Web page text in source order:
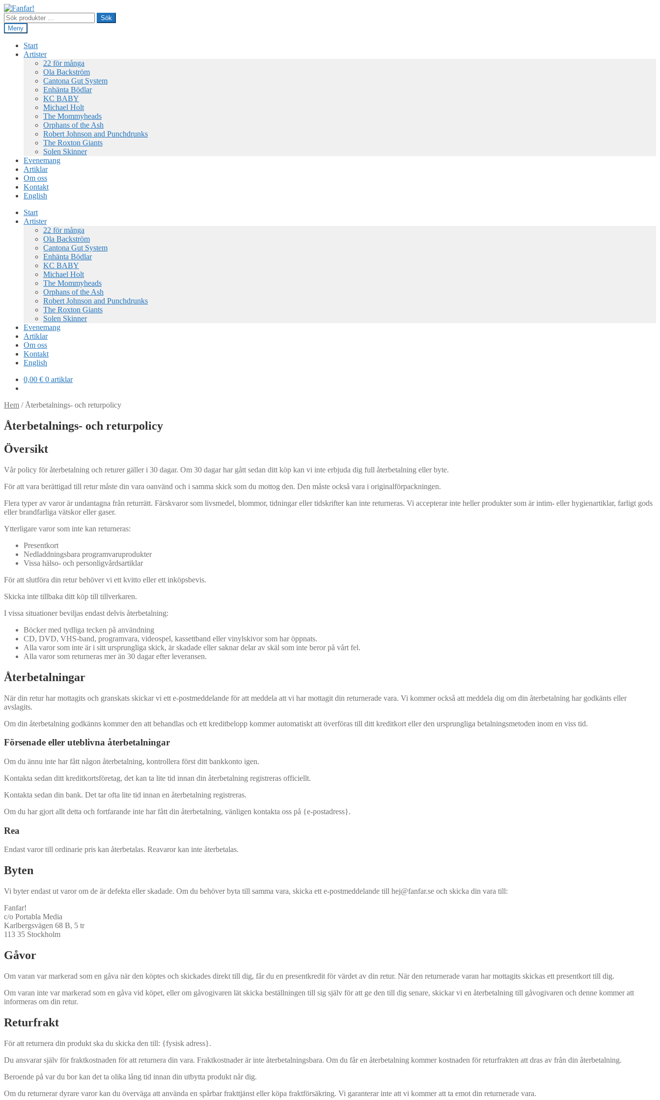
Hoppa
till
navigering
Hoppa
till
innehåll
Sök
efter:
Sök
Meny
Start
Artister
22 för många
Ola Backström
Cantona Gut System
Enhänta Bödlar
KC BABY
Michael Holt
The Mommyheads
Orphans of the Ash
Robert Johnson and Punchdrunks
The Roxton Giants
Solen Skinner
Evenemang
Artiklar
Om oss
Kontakt
English
Start
Artister
22 för många
Ola Backström
Cantona Gut System
Enhänta Bödlar
KC BABY
Michael Holt
The Mommyheads
Orphans of the Ash
Robert Johnson and Punchdrunks
The Roxton Giants
Solen Skinner
Evenemang
Artiklar
Om oss
Kontakt
English
0,00 € 0 artiklar
Hem / Återbetalnings- och returpolicy
Återbetalnings- och returpolicy
Översikt
Vår policy för återbetalning och returer gäller i 30 dagar. Om 30 dagar har gått sedan ditt köp kan vi inte erbjuda dig full återbetalning eller byte.
För att vara berättigad till retur måste din vara oanvänd och i samma skick som du mottog den. Den måste också vara i originalförpackningen.
Flera typer av varor är undantagna från returrätt. Färskvaror som livsmedel, blommor, tidningar eller tidskrifter kan inte returneras. Vi accepterar inte heller produkter som är intim- eller hygienartiklar, farligt gods
eller brandfarliga vätskor eller gaser.
Ytterligare varor som inte kan returneras:
Presentkort
Nedladdningsbara programvaruprodukter
Vissa hälso- och personligvårdsartiklar
För att slutföra din retur behöver vi ett kvitto eller ett inköpsbevis.
Skicka inte tillbaka ditt köp till tillverkaren.
I vissa situationer beviljas endast delvis återbetalning:
Böcker med tydliga tecken på användning
CD, DVD, VHS-band, programvara, videospel, kassettband eller vinylskivor som har öppnats.
Alla varor som inte är i sitt ursprungliga skick, är skadade eller saknar delar av skäl som inte beror på vårt fel.
Alla varor som returneras mer än 30 dagar efter leveransen.
Återbetalningar
När din retur har mottagits och granskats skickar vi ett e-postmeddelande för att meddela att vi har mottagit din returnerade vara. Vi kommer också att meddela dig om din återbetalning har godkänts eller
avslagits.
Om din återbetalning godkänns kommer den att behandlas och ett kreditbelopp kommer automatiskt att överföras till ditt kreditkort eller den ursprungliga betalningsmetoden inom en viss tid.
Försenade eller uteblivna återbetalningar
Om du ännu inte har fått någon återbetalning, kontrollera först ditt bankkonto igen.
Kontakta sedan ditt kreditkortsföretag, det kan ta lite tid innan din återbetalning registreras officiellt.
Kontakta sedan din bank. Det tar ofta lite tid innan en återbetalning registreras.
Om du har gjort allt detta och fortfarande inte har fått din återbetalning, vänligen kontakta oss på {e-postadress}.
Rea
Endast varor till ordinarie pris kan återbetalas. Reavaror kan inte återbetalas.
Byten
Vi byter endast ut varor om de är defekta eller skadade. Om du behöver byta till samma vara, skicka ett e-postmeddelande till hej@fanfar.se och skicka din vara till:
Fanfar!
c/o Portabla Media
Karlbergsvägen 68 B, 5 tr
113 35 Stockholm
Gåvor
Om varan var markerad som en gåva när den köptes och skickades direkt till dig, får du en presentkredit för värdet av din retur. När den returnerade varan har mottagits skickas ett presentkort till dig.
Om varan inte var markerad som en gåva vid köpet, eller om gåvogivaren lät skicka beställningen till sig själv för att ge den till dig senare, skickar vi en återbetalning till gåvogivaren och denne kommer att
informeras om din retur.
Returfrakt
För att returnera din produkt ska du skicka den till: {fysisk adress}.
Du ansvarar själv för fraktkostnaden för att returnera din vara. Fraktkostnader är inte återbetalningsbara. Om du får en återbetalning kommer kostnaden för returfrakten att dras av från din återbetalning.
Beroende på var du bor kan det ta olika lång tid innan din utbytta produkt når dig.
Om du returnerar dyrare varor kan du överväga att använda en spårbar frakttjänst eller köpa fraktförsäkring. Vi garanterar inte att vi kommer att ta emot din returnerade vara.